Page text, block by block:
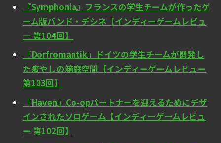
『Symphonia』フランスの学生チームが作ったゲ
ーム版バンド・デシネ【インディーゲームレビュ
ー 第104回】
『Dorfromantik』ドイツの学生チームが開発し
た癒やしの箱庭空間【インディーゲームレビュー
第103回】
『Haven』Co-opパートナーを迎えるためにデザ
インされたソロゲーム【インディーゲームレビュ
ー 第102回】